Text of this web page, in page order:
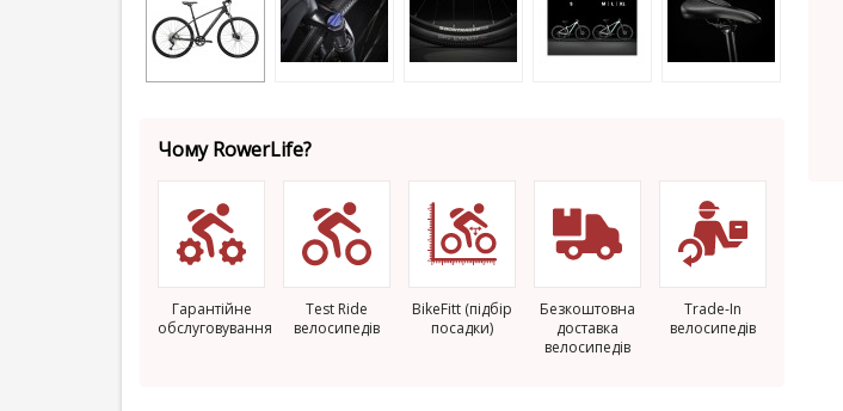
Чому RowerLife?
Гарантійне
обслуговування
Test Ride
велосипедів
BikeFitt (підбір
посадки)
Безкоштовна
доставка
велосипедів
Trade-In
велосипедів